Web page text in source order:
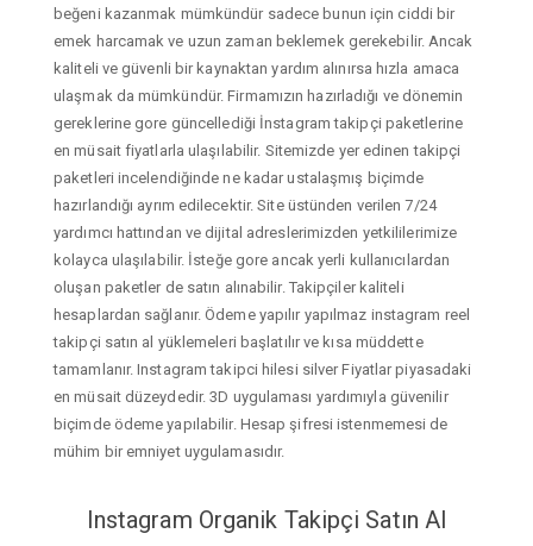
beğeni kazanmak mümkündür sadece bunun için ciddi bir
emek harcamak ve uzun zaman beklemek gerekebilir. Ancak
kaliteli ve güvenli bir kaynaktan yardım alınırsa hızla amaca
ulaşmak da mümkündür. Firmamızın hazırladığı ve dönemin
gereklerine gore güncellediği İnstagram takipçi paketlerine
en müsait fiyatlarla ulaşılabilir. Sitemizde yer edinen takipçi
paketleri incelendiğinde ne kadar ustalaşmış biçimde
hazırlandığı ayrım edilecektir. Site üstünden verilen 7/24
yardımcı hattından ve dijital adreslerimizden yetkililerimize
kolayca ulaşılabilir. İsteğe gore ancak yerli kullanıcılardan
oluşan paketler de satın alınabilir. Takipçiler kaliteli
hesaplardan sağlanır. Ödeme yapılır yapılmaz instagram reel
takipçi satın al yüklemeleri başlatılır ve kısa müddette
tamamlanır. Instagram takipci hilesi silver Fiyatlar piyasadaki
en müsait düzeydedir. 3D uygulaması yardımıyla güvenilir
biçimde ödeme yapılabilir. Hesap şifresi istenmemesi de
mühim bir emniyet uygulamasıdır.
Instagram Organik Takipçi Satın Al